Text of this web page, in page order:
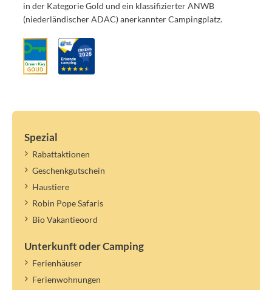
in der Kategorie Gold und ein klassifizierter ANWB
(niederländischer ADAC) anerkannter Campingplatz.
Spezial
Rabattaktionen
Geschenkgutschein
Haustiere
Robin Pope Safaris
Bio Vakantieoord
Unterkunft oder Camping
Ferienhäuser
Ferienwohnungen